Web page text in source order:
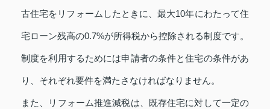
古住宅をリフォームしたときに、最大10年にわたって住
宅ローン残高の0.7%が所得税から控除される制度です。
制度を利用するためには申請者の条件と住宅の条件があ
り、それぞれ要件を満たさなければなりません。
また、リフォーム推進減税は、既存住宅に対して一定の